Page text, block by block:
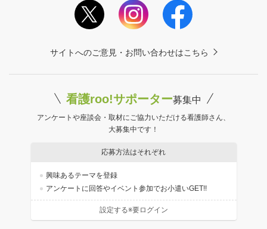
サイトへのご意見・お問い合わせはこちら
看護roo!サポーター募集中
アンケートや座談会・取材にご協力いただける看護師さん、
大募集中です！
応募方法はそれぞれ
興味あるテーマを登録
アンケートに回答やイベント参加でお小遣いGET!!
設定する※要ログイン